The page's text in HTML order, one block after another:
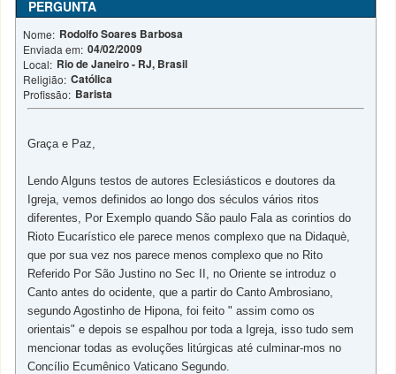
PERGUNTA
Nome: Rodolfo Soares Barbosa
Enviada em: 04/02/2009
Local: Rio de Janeiro - RJ, Brasil
Religião: Católica
Profissão: Barista
Graça e Paz,
Lendo Alguns testos de autores Eclesiásticos e doutores da
Igreja, vemos definidos ao longo dos séculos vários ritos
diferentes, Por Exemplo quando São paulo Fala as corintios do
Rioto Eucarístico ele parece menos complexo que na Didaquè,
que por sua vez nos parece menos complexo que no Rito
Referido Por São Justino no Sec II, no Oriente se introduz o
Canto antes do ocidente, que a partir do Canto Ambrosiano,
segundo Agostinho de Hipona, foi feito " assim como os
orientais" e depois se espalhou por toda a Igreja, isso tudo sem
mencionar todas as evoluções litúrgicas até culminar-mos no
Concílio Ecumênico Vaticano Segundo.